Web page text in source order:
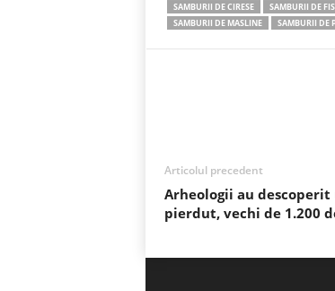
SAMBURII DE CIRESE
SAMBURII DE
SAMBURII DE MASLINE
SAMBURII DE
Articolul precedent
Arheologii au descoperit
pierdut, vechi de 1.200